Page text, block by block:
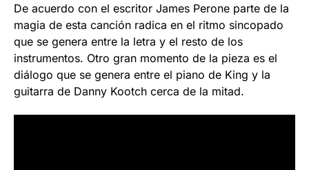
De acuerdo con el escritor James Perone parte de la
magia de esta canción radica en el ritmo sincopado
que se genera entre la letra y el resto de los
instrumentos. Otro gran momento de la pieza es el
diálogo que se genera entre el piano de King y la
guitarra de Danny Kootch cerca de la mitad.